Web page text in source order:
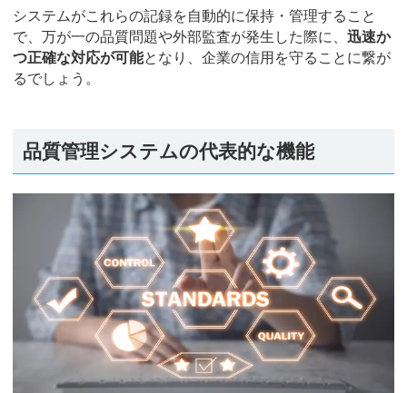
システムがこれらの記録を自動的に保持・管理すること
で、万が一の品質問題や外部監査が発生した際に、 迅速か
つ正確な対応が可能となり、企業の信用を守ることに繋が
るでしょう。
品質管理システムの代表的な機能